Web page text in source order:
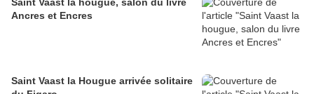
Ancres et Encres
Saint Vaast la Hougue arrivée solitaire